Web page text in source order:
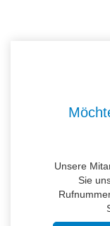
Unsere
Sie